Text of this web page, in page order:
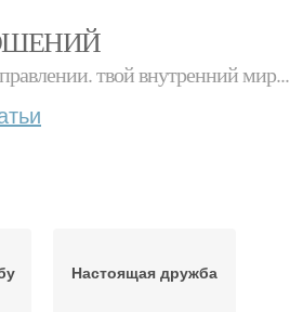
твой внутренний мир...
Настоящая дружба